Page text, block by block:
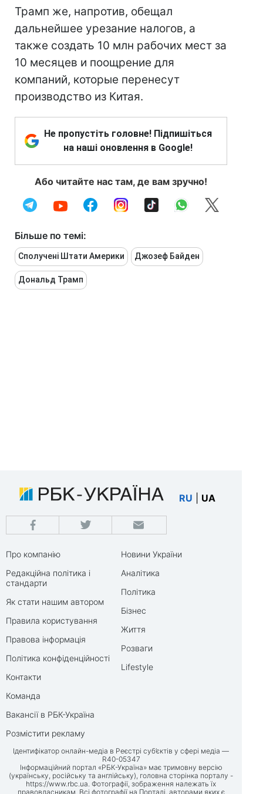
Трамп же, напротив, обещал
дальнейшее урезание налогов, а
также создать 10 млн рабочих мест за
10 месяцев и поощрение для
компаний, которые перенесут
производство из Китая.
Не пропустіть головне! Підпишіться
на наші оновлення в Google!
Або читайте нас там, де вам зручно!
Більше по темі:
Сполучені Штати Америки Джозеф Байден
Дональд Трамп
RU UA
Про компанію
Редакційна політика і
стандарти
Як стати нашим автором
Правила користування
Правова інформація
Політика конфіденційності
Контакти
Команда
Вакансії в РБК-Україна
Розмістити рекламу
Новини України
Аналітика
Політика
Бізнес
Життя
Розваги
Lifestyle
Ідентифікатор онлайн-медіа в Реєстрі суб’єктів у сфері медіа —
R40-05347
Інформаційний портал «РБК-Україна» має тримовну версію
(українську, російську та англійську), головна сторінка порталу -
https://www.rbc.ua. Фотографії, зображення належать їх
правовласникам. Всі фотографії на Порталі, авторами яких є